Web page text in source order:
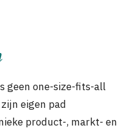
geen one-size-fits-all
eigen pad
product-, markt- en